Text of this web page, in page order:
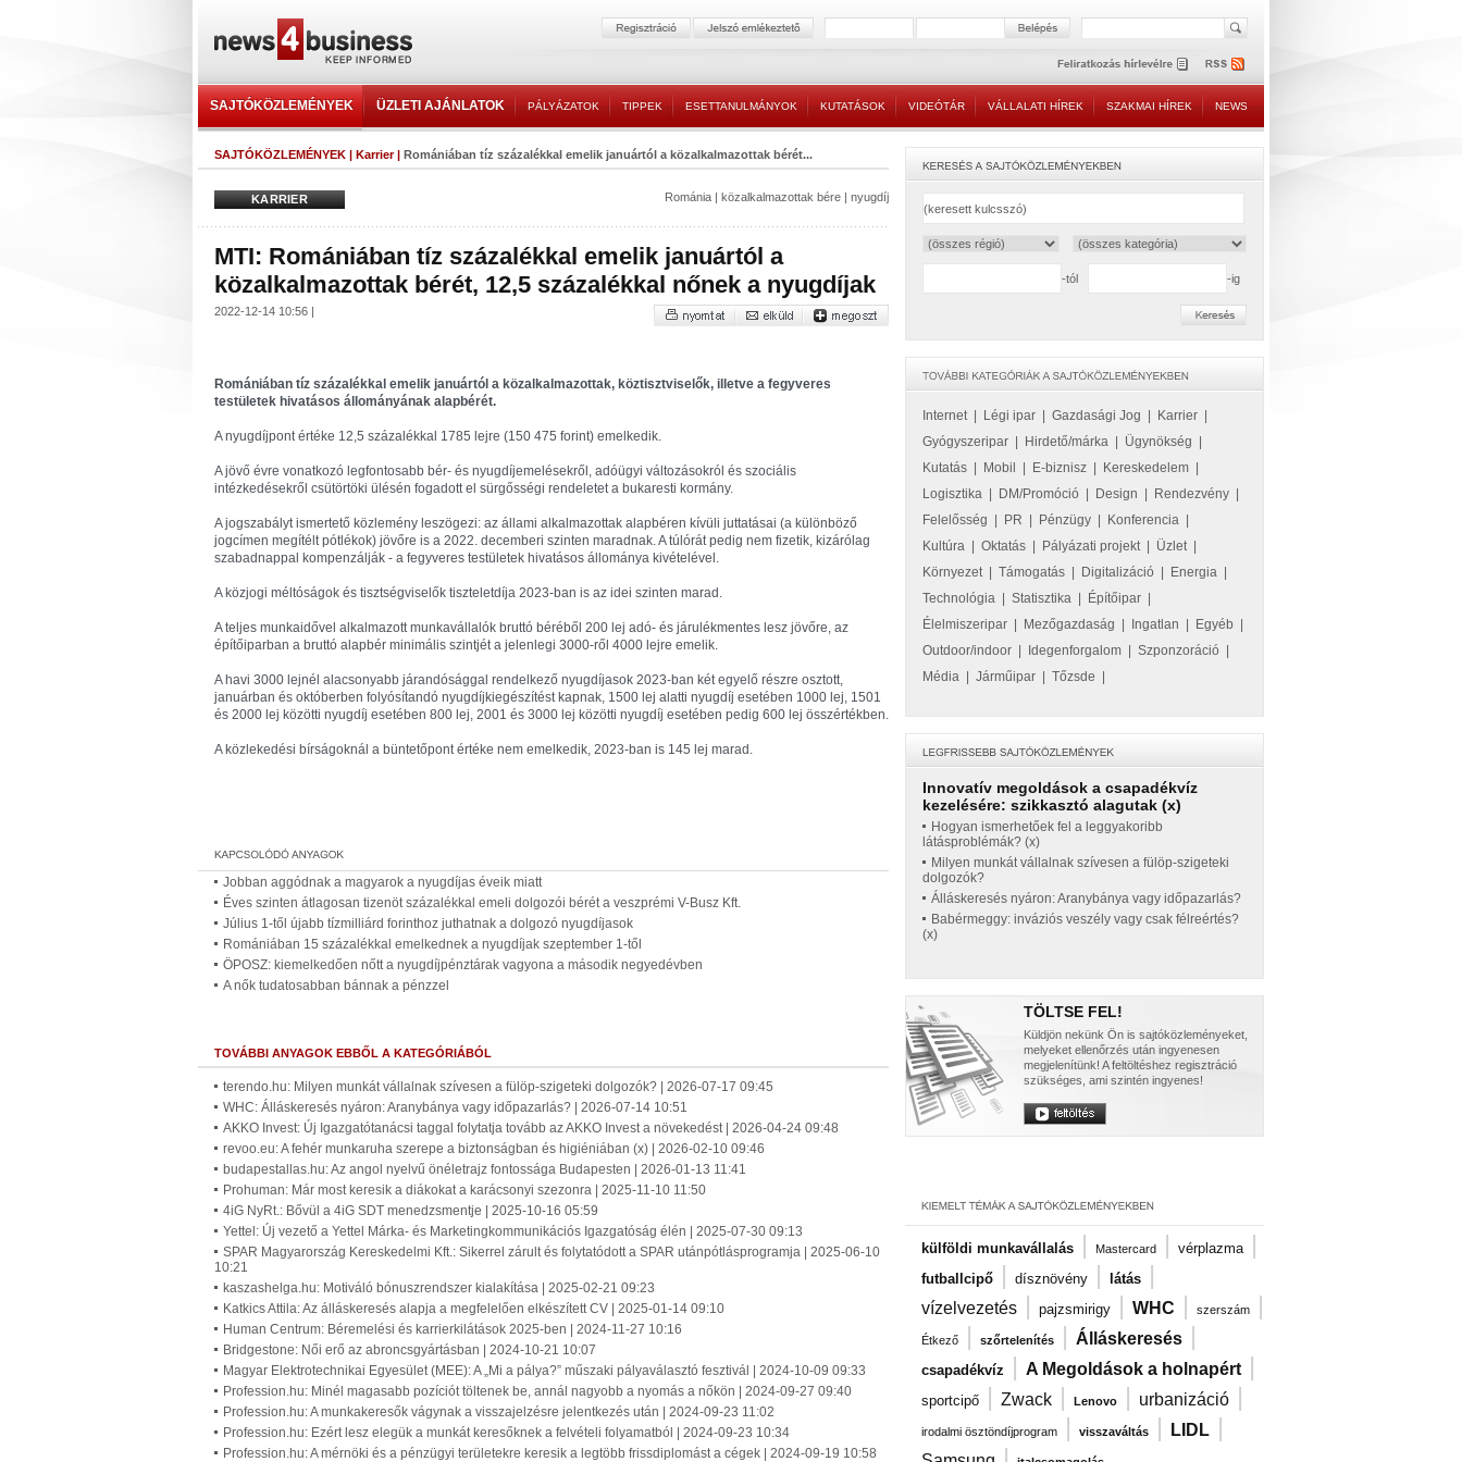
SAJTÓKÖZLEMÉNYEK ÜZLETI AJÁNLATOK PÁLYÁZATOK TIPPEK ESETTANULMÁNYOK KUTATÁSOK VIDEÓTÁR VÁLLALATI HÍREK SZAKMAI HÍREK NEWS
SAJTÓKÖZLEMÉNYEK | Karrier| Romániában tíz százalékkal emelik januártól a közalkalmazottak bérét...
KARRIER Románia | közalkalmazottak bére | nyugdíj
MTI: Romániában tíz százalékkal emelik januártól a
közalkalmazottak bérét, 12,5 százalékkal nőnek a nyugdíjak
2022-12-14 10:56 |
Romániában tíz százalékkal emelik januártól a közalkalmazottak, köztisztviselők, illetve a fegyveres
testületek hivatásos állományának alapbérét.
A nyugdíjpont értéke 12,5 százalékkal 1785 lejre (150 475 forint) emelkedik.
A jövő évre vonatkozó legfontosabb bér- és nyugdíjemelésekről, adóügyi változásokról és szociális
intézkedésekről csütörtöki ülésén fogadott el sürgősségi rendeletet a bukaresti kormány.
A jogszabályt ismertető közlemény leszögezi: az állami alkalmazottak alapbéren kívüli juttatásai (a különböző
jogcímen megítélt pótlékok) jövőre is a 2022. decemberi szinten maradnak. A túlórát pedig nem fizetik, kizárólag
szabadnappal kompenzálják - a fegyveres testületek hivatásos állománya kivételével.
A közjogi méltóságok és tisztségviselők tiszteletdíja 2023-ban is az idei szinten marad.
A teljes munkaidővel alkalmazott munkavállalók bruttó béréből 200 lej adó- és járulékmentes lesz jövőre, az
építőiparban a bruttó alapbér minimális szintjét a jelenlegi 3000-ről 4000 lejre emelik.
A havi 3000 lejnél alacsonyabb járandósággal rendelkező nyugdíjasok 2023-ban két egyelő részre osztott,
januárban és októberben folyósítandó nyugdíjkiegészítést kapnak, 1500 lej alatti nyugdíj esetében 1000 lej, 1501
és 2000 lej közötti nyugdíj esetében 800 lej, 2001 és 3000 lej közötti nyugdíj esetében pedig 600 lej összértékben.
A közlekedési bírságoknál a büntetőpont értéke nem emelkedik, 2023-ban is 145 lej marad.
Jobban aggódnak a magyarok a nyugdíjas éveik miatt
Éves szinten átlagosan tizenöt százalékkal emeli dolgozói bérét a veszprémi V-Busz Kft.
Július 1-től újabb tízmilliárd forinthoz juthatnak a dolgozó nyugdíjasok
Romániában 15 százalékkal emelkednek a nyugdíjak szeptember 1-től
ÖPOSZ: kiemelkedően nőtt a nyugdíjpénztárak vagyona a második negyedévben
A nők tudatosabban bánnak a pénzzel
TOVÁBBI ANYAGOK EBBŐL A KATEGÓRIÁBÓL
terendo.hu: Milyen munkát vállalnak szívesen a fülöp-szigeteki dolgozók? | 2026-07-17 09:45
WHC: Álláskeresés nyáron: Aranybánya vagy időpazarlás? | 2026-07-14 10:51
AKKO Invest: Új Igazgatótanácsi taggal folytatja tovább az AKKO Invest a növekedést | 2026-04-24 09:48
revoo.eu: A fehér munkaruha szerepe a biztonságban és higiéniában (x) | 2026-02-10 09:46
budapestallas.hu: Az angol nyelvű önéletrajz fontossága Budapesten | 2026-01-13 11:41
Prohuman: Már most keresik a diákokat a karácsonyi szezonra | 2025-11-10 11:50
4iG NyRt.: Bővül a 4iG SDT menedzsmentje | 2025-10-16 05:59
Yettel: Új vezető a Yettel Márka- és Marketingkommunikációs Igazgatóság élén | 2025-07-30 09:13
SPAR Magyarország Kereskedelmi Kft.: Sikerrel zárult és folytatódott a SPAR utánpótlásprogramja | 2025-06-10
10:21
kaszashelga.hu: Motiváló bónuszrendszer kialakítása | 2025-02-21 09:23
Katkics Attila: Az álláskeresés alapja a megfelelően elkészített CV | 2025-01-14 09:10
Human Centrum: Béremelési és karrierkilátások 2025-ben | 2024-11-27 10:16
Bridgestone: Női erő az abroncsgyártásban | 2024-10-21 10:07
Magyar Elektrotechnikai Egyesület (MEE): A „Mi a pálya?” műszaki pályaválasztó fesztivál | 2024-10-09 09:33
Profession.hu: Minél magasabb pozíciót töltenek be, annál nagyobb a nyomás a nőkön | 2024-09-27 09:40
Profession.hu: A munkakeresők vágynak a visszajelzésre jelentkezés után | 2024-09-23 11:02
Profession.hu: Ezért lesz elegük a munkát keresőknek a felvételi folyamatból | 2024-09-23 10:34
Profession.hu: A mérnöki és a pénzügyi területekre keresik a legtöbb frissdiplomást a cégek | 2024-09-19 10:58
-tól -ig
Internet| Légi ipar Gazdasági Jog Karrier
Gyógyszeripar
Hirdető/márka Ügynökség
Kutatás
Mobil E-biznisz Kereskedelem
Logisztika
DM/Promóció Design Rendezvény
Felelősség
PR Pénzügy Konferencia
Kultúra
Oktatás Pályázati projekt| Üzlet|
Környezet| Támogatás Digitalizáció Energia
Technológia
Statisztika Építőipar
Élelmiszeripar
Mezőgazdaság Ingatlan Egyéb
Outdoor/indoor
Idegenforgalom Szponzoráció
Média
Járműipar Tőzsde
Innovatív megoldások a csapadékvíz
kezelésére: szikkasztó alagutak (x)
Hogyan ismerhetőek fel a leggyakoribb
látásproblémák? (x)
Milyen munkát vállalnak szívesen a fülöp-szigeteki
dolgozók?
Álláskeresés nyáron: Aranybánya vagy időpazarlás?
Babérmeggy: inváziós veszély vagy csak félreértés?
(x)
TÖLTSE FEL!
Küldjön nekünk Ön is sajtóközleményeket,
melyeket ellenőrzés után ingyenesen
megjelenítünk! A feltöltéshez regisztráció
szükséges, ami szintén ingyenes!
külföldi munkavállalás | Mastercard | vérplazma |
futballcipő | dísznövény | látás |
vízelvezetés | pajzsmirigy | WHC | szerszám |
Étkező | szőrtelenítés | Álláskeresés |
csapadékvíz | A Megoldások a holnapért |
sportcipő | Zwack | Lenovo | urbanizáció |
irodalmi ösztöndíjprogram | visszaváltás | LIDL |